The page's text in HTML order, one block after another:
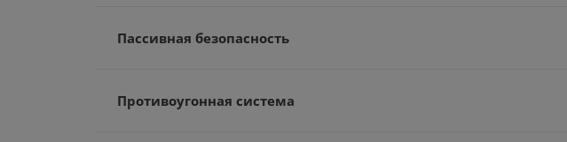
Пассивная безопасность
Противоугонная система